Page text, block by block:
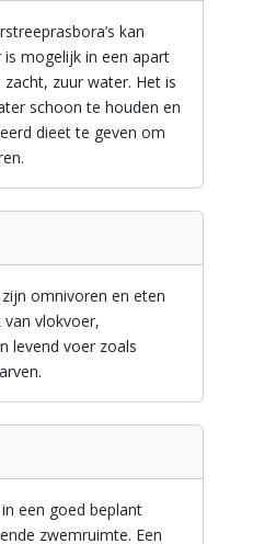
kan
mogelijk in een apart
zuur water. Het is
schoon te houden en
dieet te geven om
zijn omnivoren en eten
vlokvoer,
levend voer zoals
een goed beplant
zwemruimte. Een